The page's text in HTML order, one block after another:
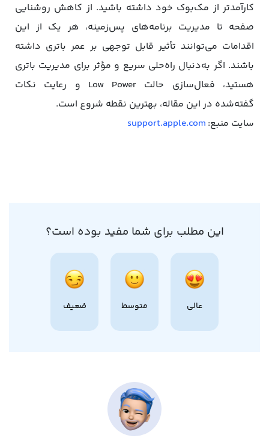
کارآمدتر از مک‌بوک خود داشته باشید. از کاهش روشنایی
صفحه تا مدیریت برنامه‌های پس‌زمینه، هر یک از این
اقدامات می‌توانند تأثیر قابل توجهی بر عمر باتری داشته
باشند. اگر به‌دنبال راه‌حلی سریع و مؤثر برای مدیریت باتری
هستید، فعال‌سازی حالت Low Power و رعایت نکات
گفته‌شده در این مقاله، بهترین نقطه شروع است.
سایت منبع: support.apple.com
این مطلب برای شما مفید بوده است؟
عالی متوسط ضعیف